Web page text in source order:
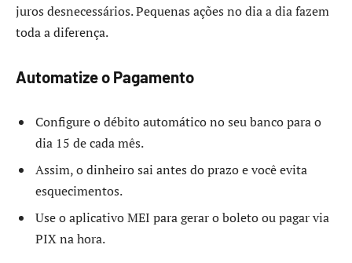
juros desnecessários. Pequenas ações no dia a dia fazem
toda a diferença.
Automatize o Pagamento
Configure o débito automático no seu banco para o
dia 15 de cada mês.
Assim, o dinheiro sai antes do prazo e você evita
esquecimentos.
Use o aplicativo MEI para gerar o boleto ou pagar via
PIX na hora.